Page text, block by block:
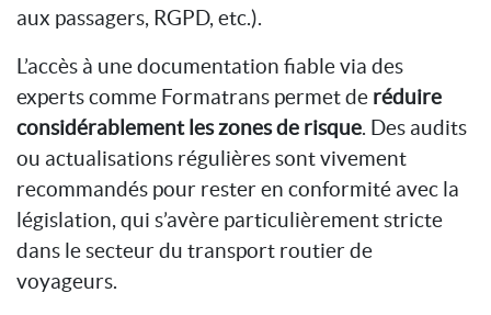
aux passagers, RGPD, etc.).
L’accès à une documentation fiable via des
experts comme Formatrans permet de réduire
considérablement les zones de risque. Des audits
ou actualisations régulières sont vivement
recommandés pour rester en conformité avec la
législation, qui s’avère particulièrement stricte
dans le secteur du transport routier de
voyageurs.